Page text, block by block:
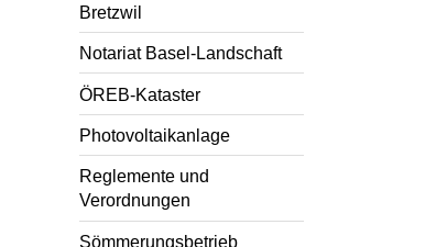
Bretzwil
Notariat Basel-Landschaft
ÖREB-Kataster
Photovoltaikanlage
Reglemente und
Verordnungen
Sömmerungsbetrieb